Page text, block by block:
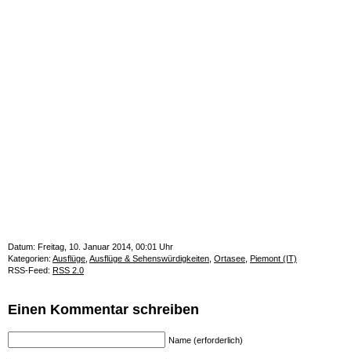
Datum: Freitag, 10. Januar 2014, 00:01 Uhr
Kategorien: Ausflüge Ausflüge & Sehenswürdigkeiten Ortasee Piemont (IT)
RSS-Feed: RSS 2.0
Einen Kommentar schreiben
Name (erforderlich)